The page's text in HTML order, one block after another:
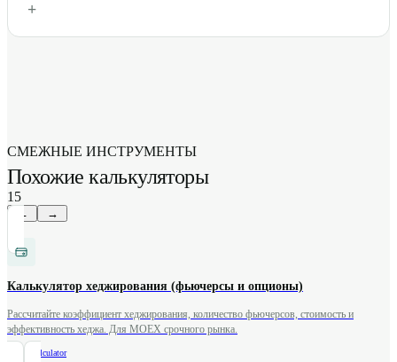
+
СМЕЖНЫЕ ИНСТРУМЕНТЫ
Похожие калькуляторы
15
← →
Калькулятор хеджирования (фьючерсы и опционы)
Рассчитайте коэффициент хеджирования, количество фьючерсов, стоимость и
эффективность хеджа. Для MOEX срочного рынка.
hedge-calculator